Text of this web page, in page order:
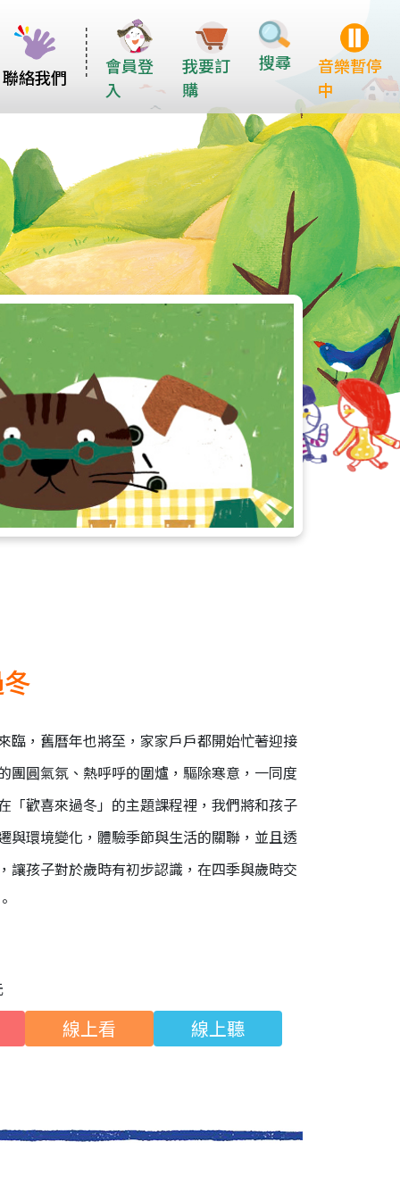
會員登
入
我要訂
購
搜尋
音樂暫停
中
聯絡我們
臨，舊曆年也將至，家家戶戶都開始忙著迎接
團圓氣氛、熱呼呼的圍爐，驅除寒意，一同度
「歡喜來過冬」的主題課程裡，我們將和孩子
與環境變化，體驗季節與生活的關聯，並且透
讓孩子對於歲時有初步認識，在四季與歲時交
線上看 線上聽